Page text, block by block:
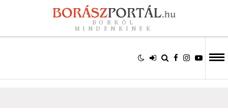
BORRÓL
MINDENKINEK